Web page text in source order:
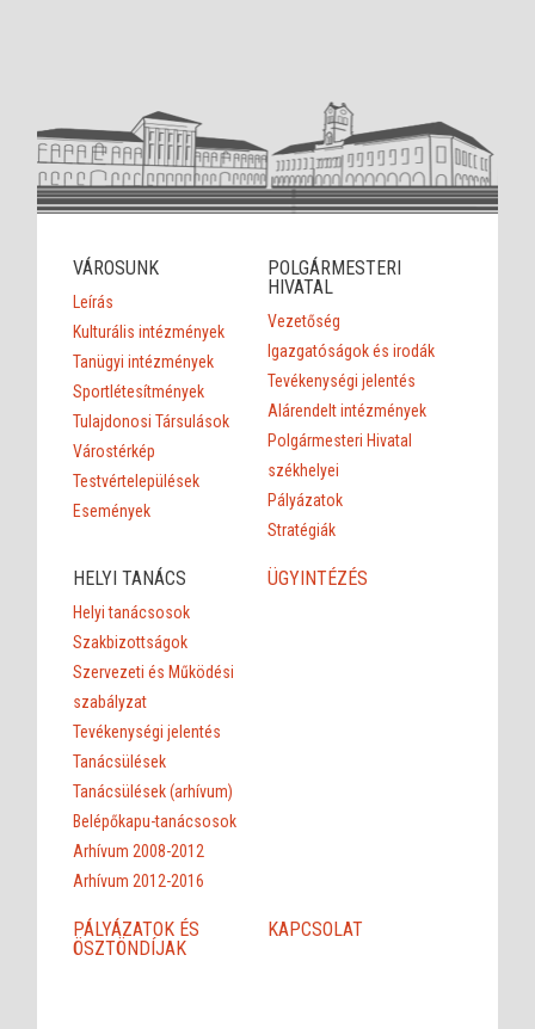
VÁROSUNK
Leírás
Kulturális intézmények
Tanügyi intézmények
Sportlétesítmények
Tulajdonosi Társulások
Várostérkép
Testvértelepülések
Események
POLGÁRMESTERI
HIVATAL
Vezetőség
Igazgatóságok és irodák
Tevékenységi jelentés
Alárendelt intézmények
Polgármesteri Hivatal
székhelyei
Pályázatok
Stratégiák
HELYI TANÁCS
Helyi tanácsosok
Szakbizottságok
Szervezeti és Működési
szabályzat
Tevékenységi jelentés
Tanácsülések
Tanácsülések (arhívum)
Belépőkapu-tanácsosok
Arhívum 2008-2012
Arhívum 2012-2016
ÜGYINTÉZÉS
PÁLYÁZATOK ÉS
ÖSZTÖNDÍJAK
KAPCSOLAT